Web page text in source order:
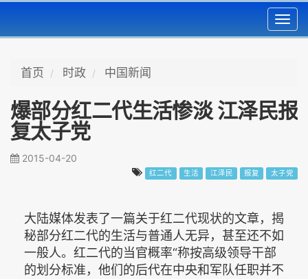
首页 时政 中国新闻
爆部分红二代生活惨淡 江泽民报
复太子党
2015-04-20
红二代 生活 江泽民 报复 太子党
大陆媒体发表了一篇关于红二代现状的文章，揭
秘部分红二代的生活与普通人无异，甚至还不如
一般人。红二代的当官概率“称按高级领导干部
的划分标准，他们的后代在中央和军队任职并不